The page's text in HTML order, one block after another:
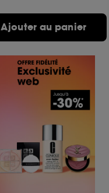
Ajouter au panier